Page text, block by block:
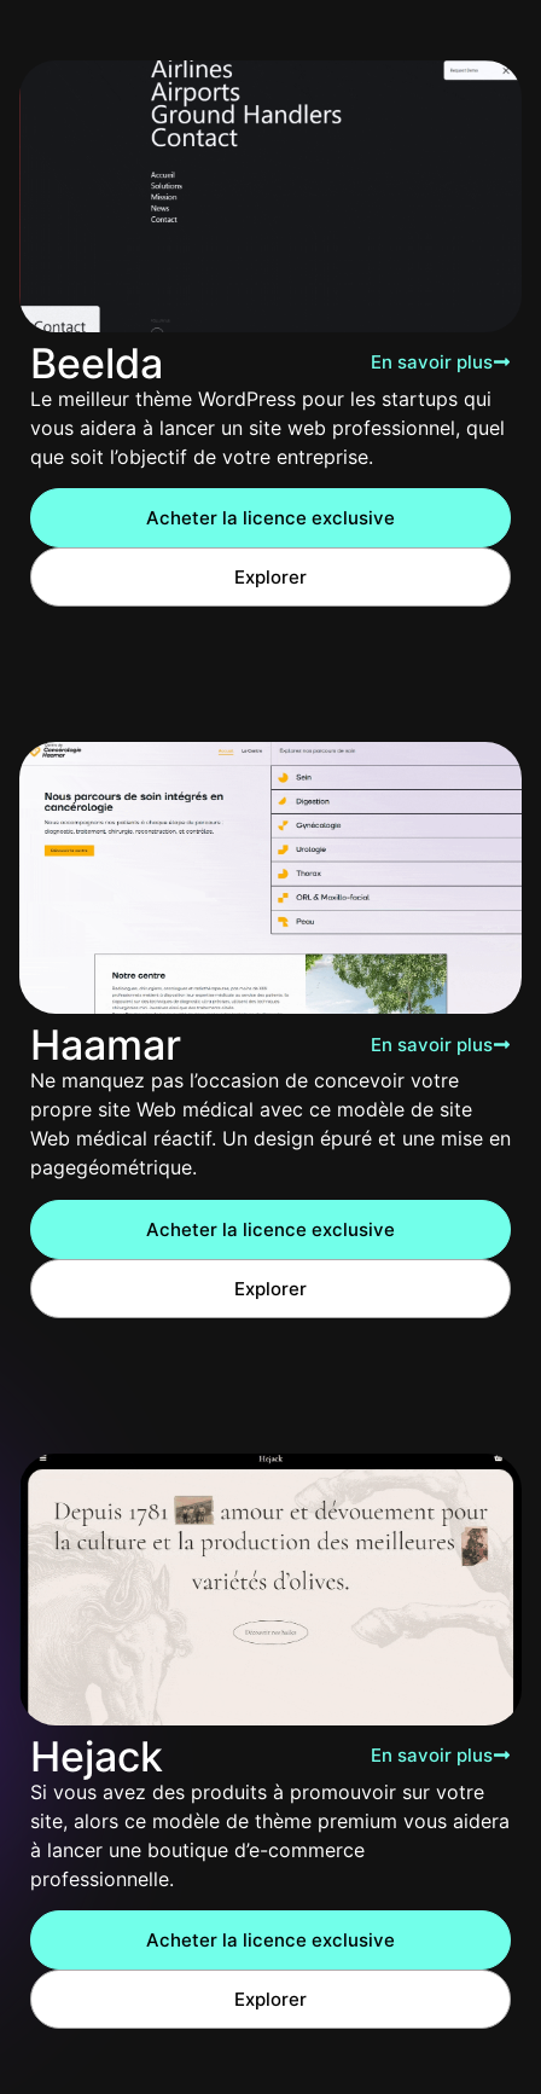
Beelda En savoir plus
Le meilleur thème WordPress pour les startups qui
vous aidera à lancer un site web professionnel, quel
que soit l’objectif de votre entreprise.
Acheter la licence exclusive
Explorer
Haamar En savoir plus
Ne manquez pas l’occasion de concevoir votre
propre site Web médical avec ce modèle de site
Web médical réactif. Un design épuré et une mise en
pagegéométrique.
Acheter la licence exclusive
Explorer
Hejack En savoir plus
Si vous avez des produits à promouvoir sur votre
site, alors ce modèle de thème premium vous aidera
à lancer une boutique d’e-commerce
professionnelle.
Acheter la licence exclusive
Explorer